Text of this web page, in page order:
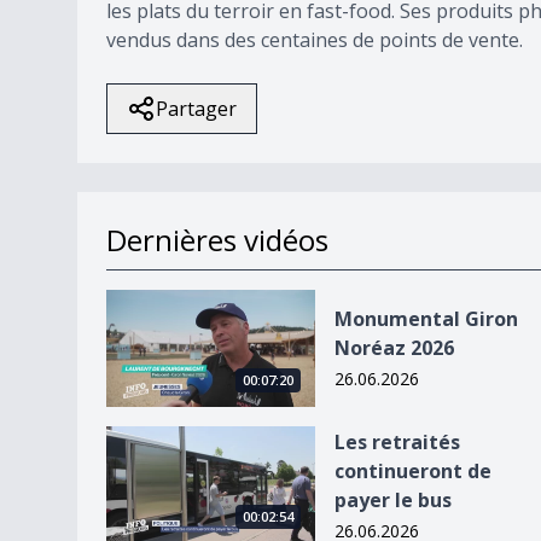
les plats du terroir en fast-food. Ses produits
vendus dans des centaines de points de vente.
Partager
Dernières vidéos
Monumental Giron Noréaz 2026
00:07:20
Monumental Giron
Noréaz 2026
26.06.2026
Les retraités continueront de payer le bus
00:02:54
Les retraités
continueront de
payer le bus
26.06.2026